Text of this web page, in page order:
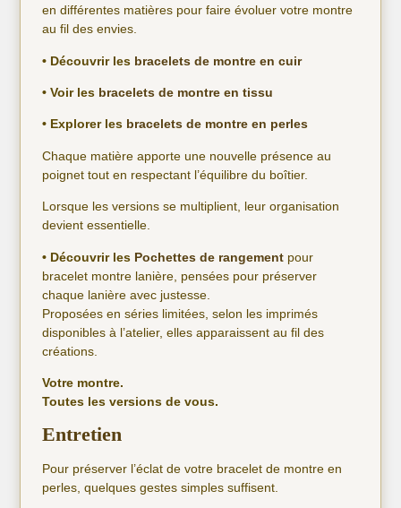
en différentes matières pour faire évoluer votre montre
au fil des envies.
• Découvrir les bracelets de montre en cuir
• Voir les bracelets de montre en tissu
• Explorer les bracelets de montre en perles
Chaque matière apporte une nouvelle présence au
poignet tout en respectant l’équilibre du boîtier.
Lorsque les versions se multiplient, leur organisation
devient essentielle.
• Découvrir les Pochettes de rangement pour
bracelet montre lanière, pensées pour préserver
chaque lanière avec justesse.
Proposées en séries limitées, selon les imprimés
disponibles à l’atelier, elles apparaissent au fil des
créations.
Votre montre.
Toutes les versions de vous.
Entretien
Pour préserver l’éclat de votre bracelet de montre en
perles, quelques gestes simples suffisent.